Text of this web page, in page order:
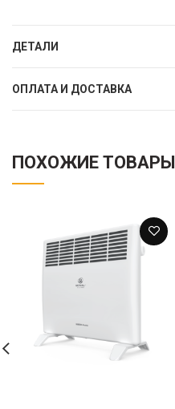
ДЕТАЛИ
ОПЛАТА И ДОСТАВКА
ПОХОЖИЕ ТОВАРЫ